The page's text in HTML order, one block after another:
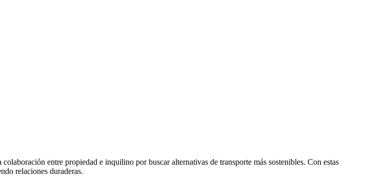
colaboración entre propiedad e inquilino por buscar alternativas de transporte más sostenibles. Con estas
relaciones duraderas.